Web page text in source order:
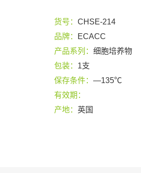
货号： CHSE-214
品牌：
ECACC
产品系列： 细胞培养物
包装： 1支
保存条件： —135℃
有效期：
产地： 英国